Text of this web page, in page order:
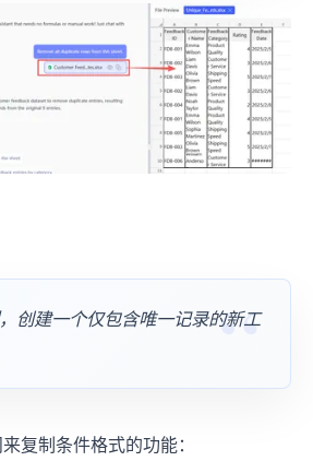
建一个仅包含唯一记录的新工
复制条件格式的功能：